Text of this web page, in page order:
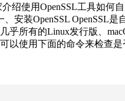
绍使用OpenSSL工具如何
安装OpenSSL OpenSSL是
乎所有的Linux发行版、
以使用下面的命令来检查